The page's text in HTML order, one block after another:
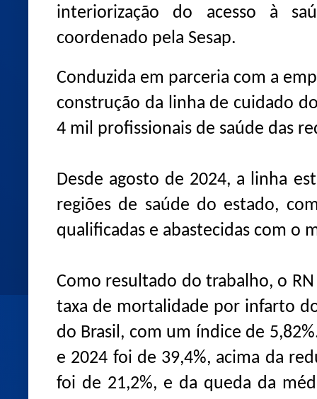
interiorização do acesso à
coordenado pela Sesap.
Conduzida em parceria com a
construção da linha de cuidado
4 mil profissionais de saúde das
Desde agosto de 2024, a linha
regiões de saúde do estado,
qualificadas e abastecidas com o
Como resultado do trabalho, o
taxa de mortalidade por infarto
do Brasil, com um índice de
e 2024 foi de 39,4%, acima da
foi de 21,2%, e da queda da